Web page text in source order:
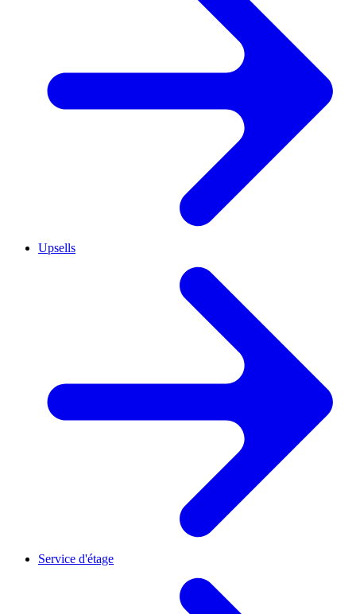
Upsells
Service d'étage